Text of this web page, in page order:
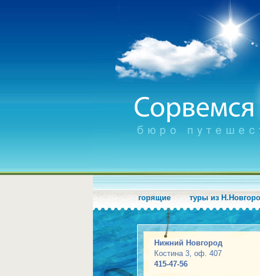
горящие туры из
Нижний Новгород
Костина 3, оф. 407
415-47-56